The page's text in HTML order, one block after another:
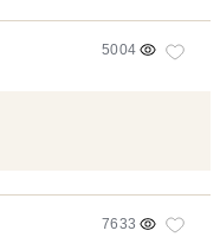
5004
7633